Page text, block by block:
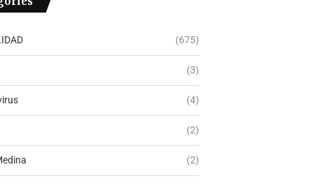
(675)
(3)
(4)
(2)
(2)